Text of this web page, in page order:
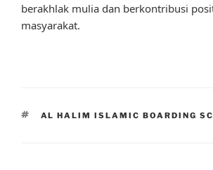
berakhlak mulia dan berkontribusi
masyarakat.
TAGS
AL HALIM ISLAMIC BOARDING